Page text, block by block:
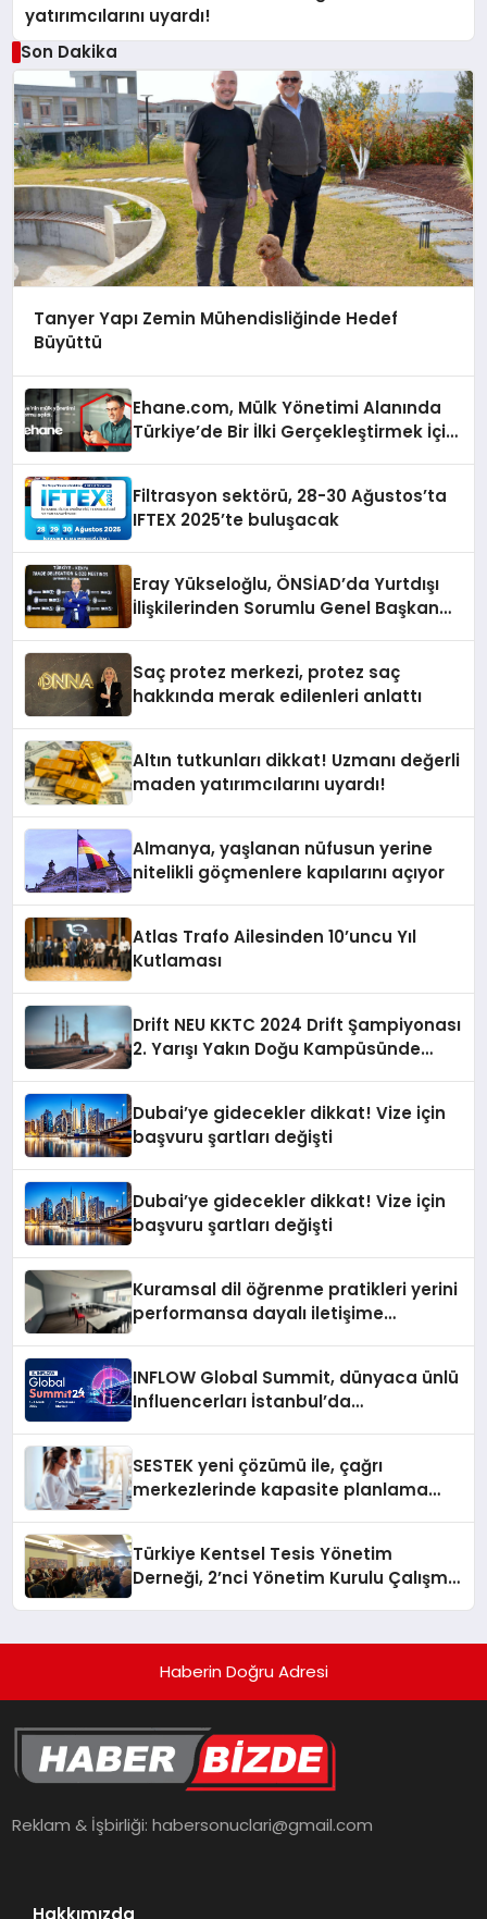
yatırımcılarını uyardı!
Son Dakika
Tanyer Yapı Zemin Mühendisliğinde Hedef
Büyüttü
Ehane.com, Mülk Yönetimi Alanında
Türkiye’de Bir İlki Gerçekleştirmek İçin
Filtrasyon sektörü, 28-30 Ağustos’ta
IFTEX 2025’te buluşacak
Eray Yükseloğlu, ÖNSİAD’da Yurtdışı
İlişkilerinden Sorumlu Genel Başkan
Saç protez merkezi, protez saç
hakkında merak edilenleri anlattı
Altın tutkunları dikkat! Uzmanı değerli
maden yatırımcılarını uyardı!
Almanya, yaşlanan nüfusun yerine
nitelikli göçmenlere kapılarını açıyor
Atlas Trafo Ailesinden 10’uncu Yıl
Kutlaması
Drift NEU KKTC 2024 Drift Şampiyonası
2. Yarışı Yakın Doğu Kampüsünde
Dubai’ye gidecekler dikkat! Vize için
başvuru şartları değişti
Dubai’ye gidecekler dikkat! Vize için
başvuru şartları değişti
Kuramsal dil öğrenme pratikleri yerini
performansa dayalı iletişime
INFLOW Global Summit, dünyaca ünlü
Influencerları İstanbul’da
SESTEK yeni çözümü ile, çağrı
merkezlerinde kapasite planlama
Türkiye Kentsel Tesis Yönetim
Derneği, 2’nci Yönetim Kurulu Çalışma
Haberin Doğru Adresi
Reklam & İşbirliği:habersonuclari@gmail.com